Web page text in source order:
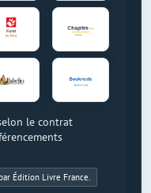
le contrat
Édition Livre France.